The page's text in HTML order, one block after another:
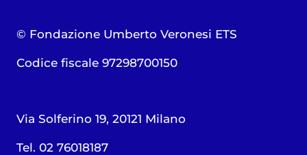
© Fondazione Umberto Veronesi ETS
Codice fiscale 97298700150
Via Solferino 19, 20121 Milano
Tel. 02 76018187